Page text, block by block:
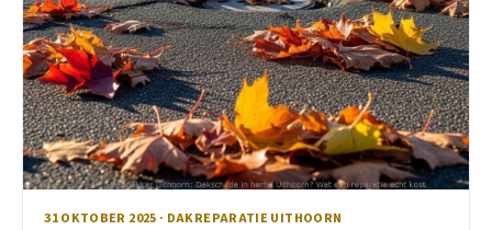
31 OKTOBER 2025 · DAKREPARATIE UITHOORN